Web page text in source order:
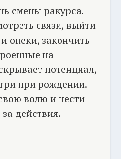
смены ракурса.
связи, выйти
опеки, закончить
на
потенциал,
при рождении.
волю и нести
действия.